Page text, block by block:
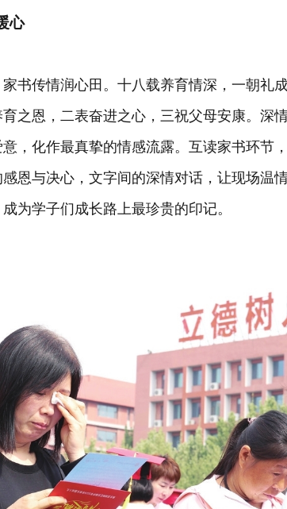
心
传情润心田。十八载养育情深，一朝礼
之恩，二表奋进之心，三祝父母安康。深
，化作最真挚的情感流露。互读家书环节
恩与决心，文字间的深情对话，让现场温
为学子们成长路上最珍贵的印记。